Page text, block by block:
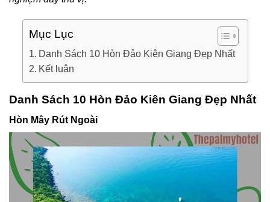
Mục Lục
Danh Sách 10 Hòn Đảo Kiên Giang Đẹp Nhất
Kết luận
Danh Sách 10 Hòn Đảo Kiên Giang Đẹp Nhất
Hòn Mây Rút Ngoài